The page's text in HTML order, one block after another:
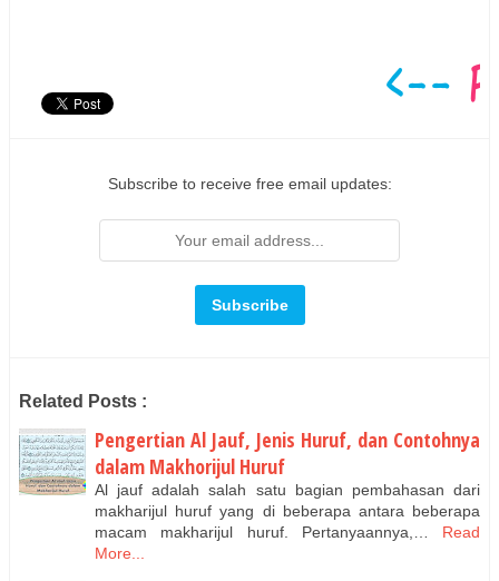
Subscribe to receive free email updates:
Related Posts :
Pengertian Al Jauf, Jenis Huruf, dan Contohnya
dalam Makhorijul Huruf
Al jauf adalah salah satu bagian pembahasan dari
makharijul huruf yang di beberapa antara beberapa
macam makharijul huruf. Pertanyaannya,…
Read
More...